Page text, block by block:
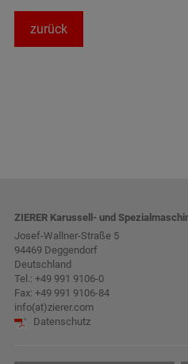
zurück
ZIERER Karussell- und
Josef-Wallner-Straße 5
94469 Deggendorf
Deutschland
Tel.: +49 991 9106-0
Fax: +49 991 9106-84
info(at)zierer.com
Datenschutz